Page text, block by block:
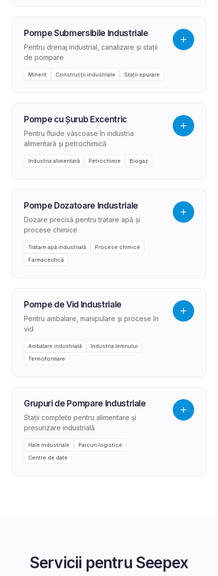
Pompe Submersibile Industriale
Pentru drenaj industrial, canalizare și stații
de pompare
Minerit Construcții industriale Stații epurare
Pompe cu Șurub Excentric
Pentru fluide vâscoase în industria
alimentară și petrochimică
Industria alimentară Petrochimie Biogaz
Pompe Dozatoare Industriale
Dozare precisă pentru tratare apă și
procese chimice
Tratare apă industrială
Procese chimice
Farmaceutică
Pompe de Vid Industriale
Pentru ambalare, manipulare și procese în
vid
Ambalare industrială
Industria lemnului
Termoformare
Grupuri de Pompare Industriale
Stații complete pentru alimentare și
presurizare industrială
Hale industriale
Parcuri logistice
Centre de date
Servicii pentru Seepex